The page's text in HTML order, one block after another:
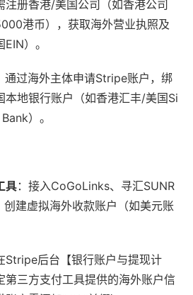
注册香港/美国公司（如香港公司
港币），获取海外营业执照及
）。
通过海外主体申请Stripe账户，绑
本地银行账户（如香港汇丰/美国Si
）。
具：接入CoGoLinks、寻汇SUNR
创建虚拟海外收款账户（如美元账
Stripe后台【银行账户与提现计
第三方支付工具提供的海外账户信